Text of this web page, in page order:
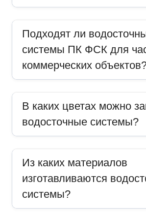
Подходят ли
системы ПК ФСК для
коммерческих
В каких цветах можно
водосточные системы?
Из каких материалов
изготавливаются
системы?